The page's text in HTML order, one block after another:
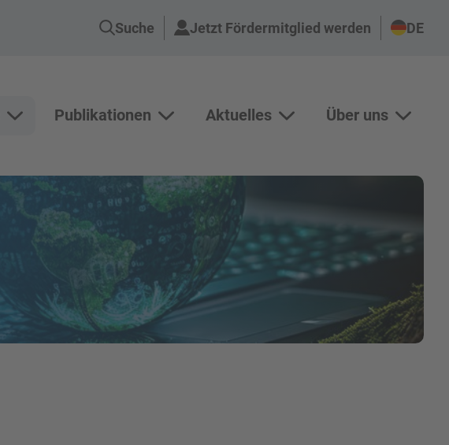
Suche Jetzt Fördermitglied werden DE
Unterseiten von Projekte anzeigenUnterseiten von Publikationen anzeigen
Publikationen Unterseiten von Aktuelles
Aktuelles Über uns